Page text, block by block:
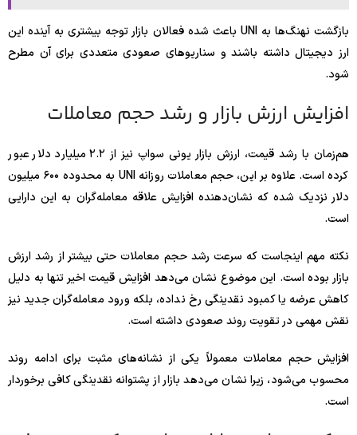
بازگشت نهنگ‌ها به UNI باعث شده فعالان بازار توجه بیشتری به آینده این
ارز دیجیتال داشته باشند و سناریوهای صعودی متعددی برای آن مطرح
شود.
افزایش ارزش بازار و رشد حجم معاملات
هم‌زمان با رشد قیمت، ارزش بازار یونی سواپ نیز از ۲.۲ میلیارد دلار عبور
کرده است. علاوه بر این، حجم معاملات روزانه UNI به محدوده ۶۰۰ میلیون
دلار نزدیک شده که نشان‌دهنده افزایش علاقه معامله‌گران به این دارایی
است.
نکته مهم اینجاست که سرعت رشد حجم معاملات حتی بیشتر از رشد ارزش
بازار بوده است. این موضوع نشان می‌دهد افزایش قیمت اخیر تنها به دلیل
کاهش عرضه یا کمبود نقدینگی رخ نداده، بلکه ورود معامله‌گران جدید نیز
نقش مهمی در تقویت روند صعودی داشته است.
افزایش حجم معاملات معمولاً یکی از نشانه‌های مثبت برای ادامه روند
محسوب می‌شود، زیرا نشان می‌دهد بازار از پشتوانه نقدینگی کافی برخوردار
است.